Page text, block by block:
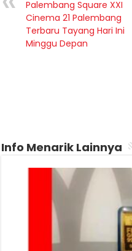
Palembang Square XXI
Cinema 21 Palembang
Terbaru Tayang Hari Ini
Minggu Depan
Info Menarik Lainnya